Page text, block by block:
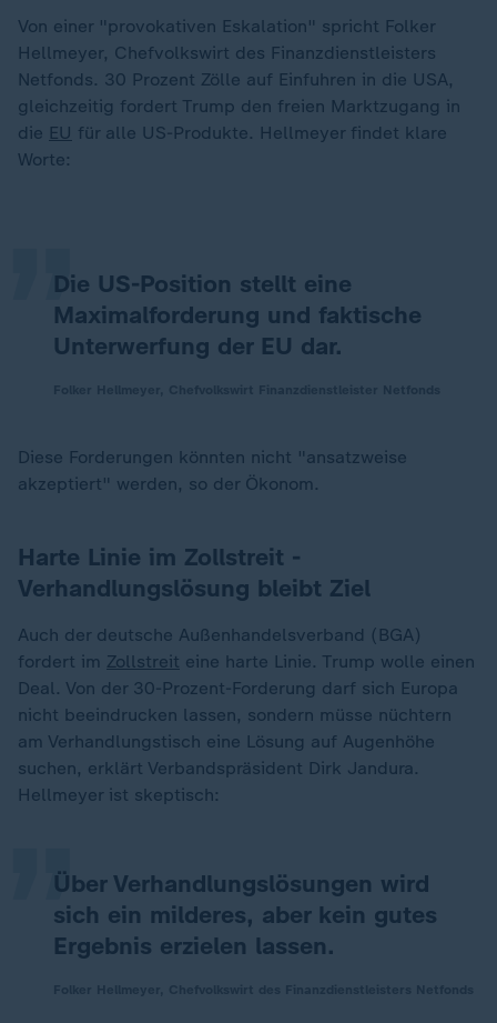
Von einer "provokativen Eskalation" spricht Folker
Hellmeyer, Chefvolkswirt des Finanzdienstleisters
Netfonds. 30 Prozent Zölle auf Einfuhren in die USA,
gleichzeitig fordert Trump den freien Marktzugang in
die EU für alle US-Produkte. Hellmeyer findet klare
Worte:
Die US-Position stellt eine
Maximalforderung und faktische
Unterwerfung der EU dar.
„
Diese Forderungen könnten nicht "ansatzweise
akzeptiert" werden, so der Ökonom.
Harte Linie im Zollstreit -
Verhandlungslösung bleibt Ziel
Auch der deutsche Außenhandelsverband (BGA)
fordert im Zollstreit eine harte Linie. Trump wolle einen
Deal. Von der 30-Prozent-Forderung darf sich Europa
nicht beeindrucken lassen, sondern müsse nüchtern
am Verhandlungstisch eine Lösung auf Augenhöhe
suchen, erklärt Verbandspräsident Dirk Jandura.
Hellmeyer ist skeptisch:
Über Verhandlungslösungen wird
sich ein milderes, aber kein gutes
Ergebnis erzielen lassen.
„